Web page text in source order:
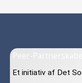
Peer-Partnerskabet
Et initiativ af Det